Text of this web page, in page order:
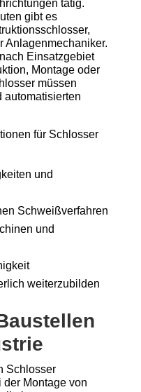
tätig.
gibt es
Anlagenmechaniker.
Einsatzgebiet
Montage oder
müssen
automatisierten
für Schlosser
und
Schweißverfahren
und
weiterzubilden
Schlosser
Montage von